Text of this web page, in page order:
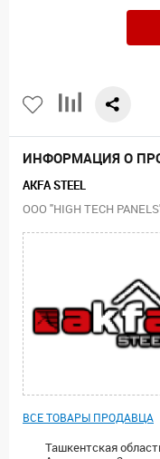
ИНФОРМАЦИЯ О
AKFA STEEL
ООО "HIGH TECH
ВСЕ ТОВАРЫ ПРОДАВЦА
Ташкентская